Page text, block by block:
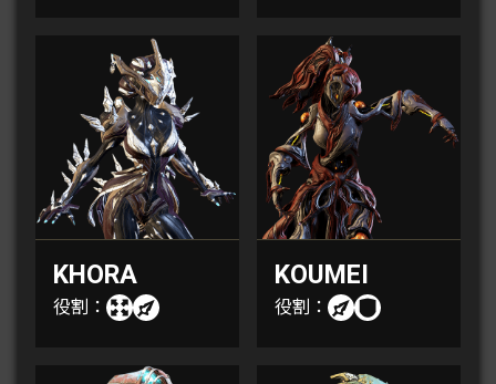
KHORA
役割：
KOUMEI
役割：